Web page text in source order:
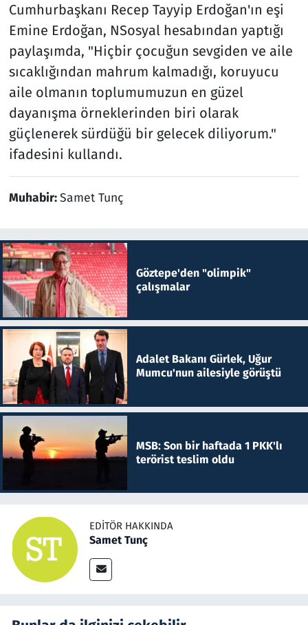
Cumhurbaşkanı Recep Tayyip Erdoğan'ın eşi
Emine Erdoğan, NSosyal hesabından yaptığı
paylaşımda, "Hiçbir çocuğun sevgiden ve aile
sıcaklığından mahrum kalmadığı, koruyucu
aile olmanın toplumumuzun en güzel
dayanışma örneklerinden biri olarak
güçlenerek sürdüğü bir gelecek diliyorum."
ifadesini kullandı.
Muhabir:Samet Tunç
Göztepe'den "olimpik"
çalışmalar
Adalet Bakanı Gürlek, Uğur
Mumcu'nun ailesiyle görüştü
MSB: Son bir haftada 1 PKK'lı
terörist teslim oldu
EDITÖR HAKKINDA
Samet Tunç